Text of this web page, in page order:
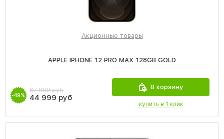
Акционные товары
APPLE IPHONE 12 PRO MAX 128GB GOLD
-49%
87 990 руб
44 999 руб
В корзину
купить в 1 клик